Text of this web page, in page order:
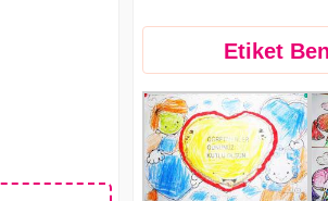
Etiket